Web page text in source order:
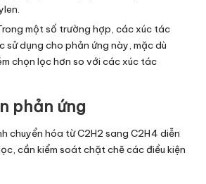
một số trường hợp, các xúc tác
sử dụng cho phản ứng này, mặc dù
chọn lọc hơn so với các xúc tác
phản ứng
chuyển hóa từ C2H2 sang C2H4 diễn
cần kiểm soát chặt chẽ các điều kiện